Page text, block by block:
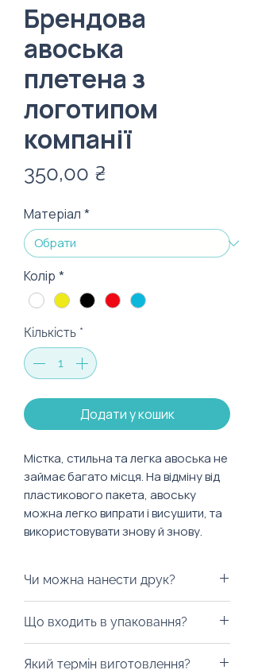
Брендова
авоська
плетена з
логотипом
компанії
350,00 ₴
Матеріал *
Колір *
Кількість *
Додати у кошик
Містка, стильна та легка авоська не
займає багато місця. На відміну від
пластикового пакета, авоську
можна легко випрати і висушити, та
використовувати знову й знову.
Колір: по запиту.
Розмір: 32 х 38 х 15 см.
Матеріал: 100% бавовна.
Чи можна нанести друк?
продукт, найкращмй варіант:
биркою. За детальною
Що входить в упаковання?
Який термін виготовлення?